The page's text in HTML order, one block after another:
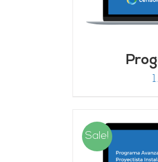
Sale!